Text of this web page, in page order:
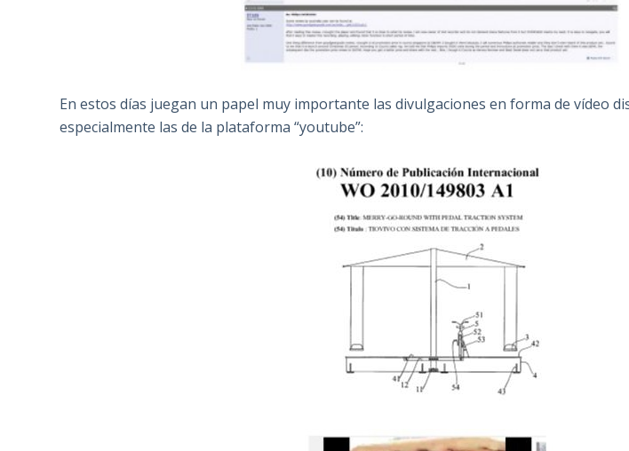
En estos días juegan un papel muy importante las divulgaciones en forma de vídeo
especialmente las de la plataforma “youtube”: